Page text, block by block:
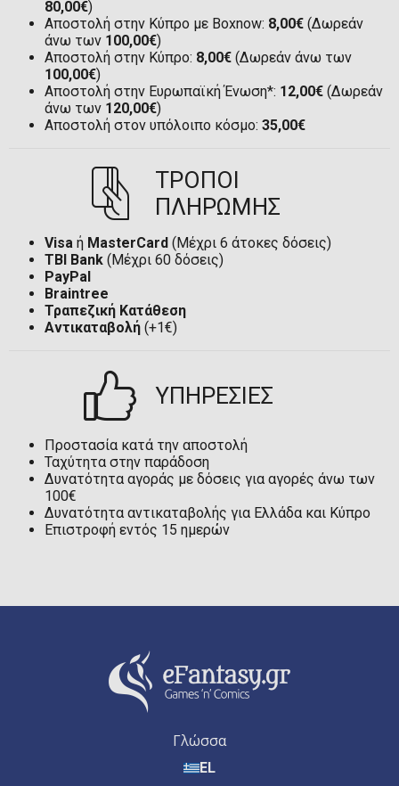
80,00€)
Αποστολή στην Κύπρο με Boxnow: 8,00€ (Δωρεάν
άνω των 100,00€)
Αποστολή στην Κύπρο: 8,00€ (Δωρεάν άνω των
100,00€)
Αποστολή στην Ευρωπαϊκή Ένωση*: 12,00€ (Δωρεάν
άνω των 120,00€)
Αποστολή στον υπόλοιπο κόσμο: 35,00€
ΤΡΟΠΟΙ
ΠΛΗΡΩΜΗΣ
Visa ή MasterCard (Μέχρι 6 άτοκες δόσεις)
TBI Bank (Μέχρι 60 δόσεις)
PayPal
Braintree
Τραπεζική Κατάθεση
Αντικαταβολή (+1€)
ΥΠΗΡΕΣΙΕΣ
Προστασία κατά την αποστολή
Ταχύτητα στην παράδοση
Δυνατότητα αγοράς με δόσεις για αγορές άνω των
100€
Δυνατότητα αντικαταβολής για Ελλάδα και Κύπρο
Επιστροφή εντός 15 ημερών
Γλώσσα
EL